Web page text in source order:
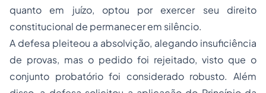
quanto em juízo, optou por exercer seu direito
constitucional de permanecer em silêncio.
A defesa pleiteou a absolvição, alegando insuficiência
de provas, mas o pedido foi rejeitado, visto que o
conjunto probatório foi considerado robusto. Além